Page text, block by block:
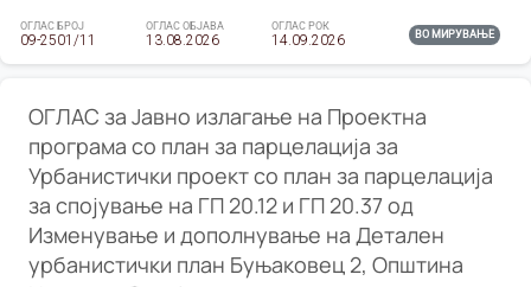
ОГЛАС БРОЈ
09-2501/11
ОГЛАС ОБЈАВА
13.08.2026
ОГЛАС РОК
14.09.2026 ВО МИРУВАЊЕ
ОГЛАС за Јавно излагање на Проектна
програма со план за парцелација за
Урбанистички проект со план за парцелација
за спојување на ГП 20.12 и ГП 20.37 од
Изменување и дополнување на Детален
урбанистички план Буњаковец 2, Општина